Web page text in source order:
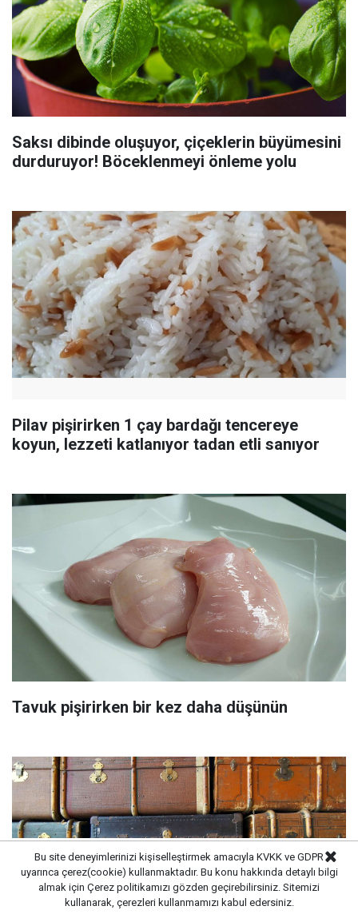
Saksı dibinde oluşuyor, çiçeklerin büyümesini
durduruyor! Böceklenmeyi önleme yolu
Pilav pişirirken 1 çay bardağı tencereye
koyun, lezzeti katlanıyor tadan etli sanıyor
Tavuk pişirirken bir kez daha düşünün
Bu site deneyimlerinizi kişiselleştirmek amacıyla KVKK ve GDPR
uyarınca çerez(cookie) kullanmaktadır. Bu konu hakkında detaylı bilgi
almak için Çerez politikamızı gözden geçirebilirsiniz. Sitemizi
kullanarak, çerezleri kullanmamızı kabul edersiniz.